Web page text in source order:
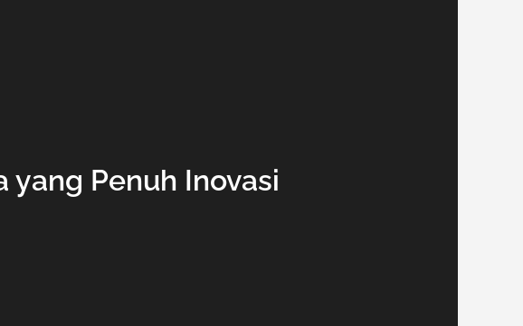
yang Penuh Inovasi